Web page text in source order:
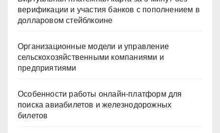
верификации и участия банков с пополнением в
долларовом стейблкоине
Организационные модели и управление
сельскохозяйственными компаниями и
предприятиями
Особенности работы онлайн-платформ для
поиска авиабилетов и железнодорожных
билетов